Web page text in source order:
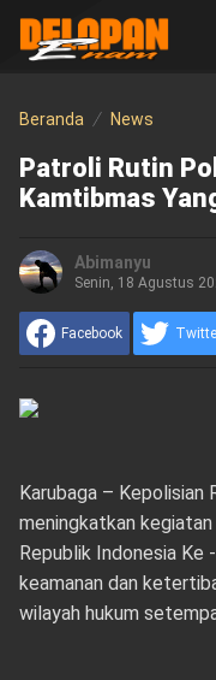
Beranda News
Patroli Rutin
Kamtibmas
Abimanyu
Senin, 18 Agustus
Facebook
Karubaga – Kepolisian
meningkatkan
Republik Indonesia Ke
keamanan dan
wilayah hukum